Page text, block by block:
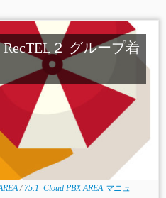
２ グループ着
/ 75.1_Cloud PBX AREA マニュ